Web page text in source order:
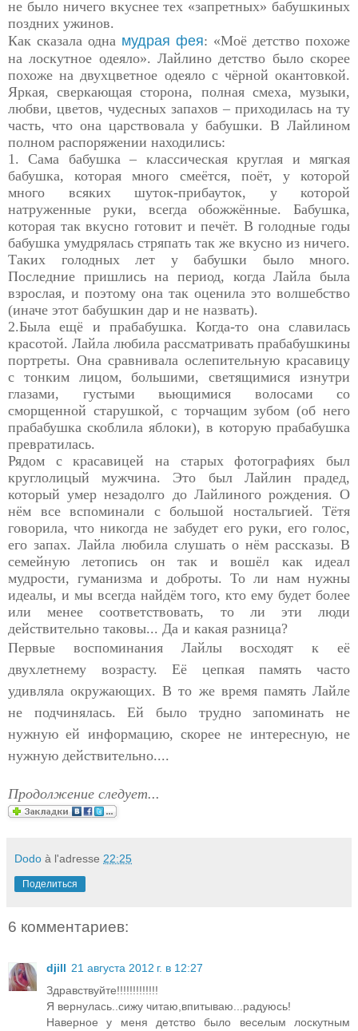
не было ничего вкуснее тех «запретных» бабушкиных
поздних ужинов.
Как сказала одна мудрая фея: «Моё детство похоже
на лоскутное одеяло». Лайлино детство было скорее
похоже на двухцветное одеяло с чёрной окантовкой.
Яркая, сверкающая сторона, полная смеха, музыки,
любви, цветов, чудесных запахов – приходилась на ту
часть, что она царствовала у бабушки. В Лайлином
полном распоряжении находились:
1. Сама бабушка – классическая круглая и мягкая
бабушка, которая много смеётся, поёт, у которой
много всяких шуток-прибауток, у которой
натруженные руки, всегда обожжённые. Бабушка,
которая так вкусно готовит и печёт. В голодные годы
бабушка умудрялась стряпать так же вкусно из ничего.
Таких голодных лет у бабушки было много.
Последние пришлись на период, когда Лайла была
взрослая, и поэтому она так оценила это волшебство
(иначе этот бабушкин дар и не назвать).
2.Была ещё и прабабушка. Когда-то она славилась
красотой. Лайла любила рассматривать прабабушкины
портреты. Она сравнивала ослепительную красавицу
с тонким лицом, большими, светящимися изнутри
глазами, густыми вьющимися волосами со
сморщенной старушкой, с торчащим зубом (об него
прабабушка скоблила яблоки), в которую прабабушка
превратилась.
Рядом с красавицей на старых фотографиях был
круглолицый мужчина. Это был Лайлин прадед,
который умер незадолго до Лайлиного рождения. О
нём все вспоминали с большой ностальгией. Тётя
говорила, что никогда не забудет его руки, его голос,
его запах. Лайла любила слушать о нём рассказы. В
семейную летопись он так и вошёл как идеал
мудрости, гуманизма и доброты. То ли нам нужны
идеалы, и мы всегда найдём того, кто ему будет более
или менее соответствовать, то ли эти люди
действительно таковы... Да и какая разница?
Первые воспоминания Лайлы восходят к её
двухлетнему возрасту. Её цепкая память часто
удивляла окружающих. В то же время память Лайле
не подчинялась. Ей было трудно запоминать не
нужную ей информацию, скорее не интересную, не
нужную действительно....
Продолжение следует...
Dodo à l'adresse 22:25
Поделиться
6 комментариев:
djill 21 августа 2012 г. в 12:27
Здравствуйте!!!!!!!!!!!!!
Я вернулась..сижу читаю,впитываю...радуюсь!
Наверное у меня детство было веселым лоскутным